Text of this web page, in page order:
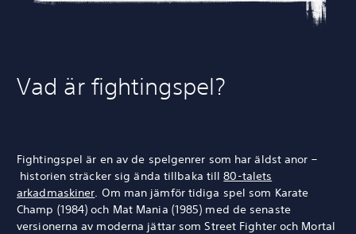
Vad är fightingspel?
Fightingspel är en av de spelgenrer som har äldst anor –
historien sträcker sig ända tillbaka till80-talets
arkadmaskiner . Om man jämför tidiga spel som Karate
Champ (1984) och Mat Mania (1985) med de senaste
versionerna av moderna jättar som Street Fighter och Mortal